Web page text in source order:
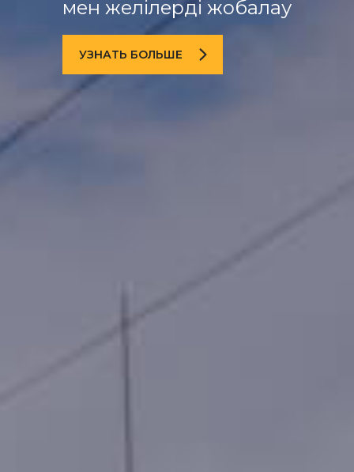
мен желілерді жобалау
УЗНАТЬ БОЛЬШЕ
УЗНАТЬ БОЛЬШЕ